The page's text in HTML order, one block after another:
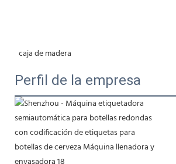
caja de madera
Perfil de la empresa